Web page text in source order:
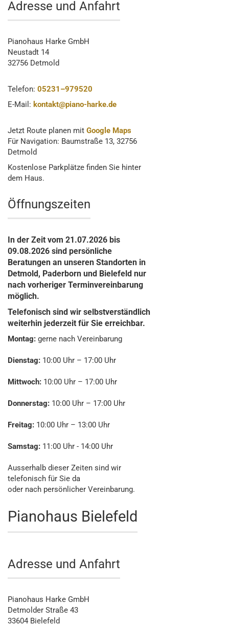
Adresse und Anfahrt
Pianohaus Harke GmbH
Neustadt 14
32756 Detmold
Telefon: 05231–979520
E-Mail: kontakt@piano-harke.de
Jetzt Route planen mit Google Maps
Für Navigation: Baumstraße 13, 32756
Detmold
Kostenlose Parkplätze finden Sie hinter
dem Haus.
Öffnungszeiten
In der Zeit vom 21.07.2026 bis
09.08.2026 sind persönliche
Beratungen an unseren Standorten in
Detmold, Paderborn und Bielefeld nur
nach vorheriger Terminvereinbarung
möglich.
Telefonisch sind wir selbstverständlich
weiterhin jederzeit für Sie erreichbar.
Montag: gerne nach Vereinbarung
Dienstag: 10:00 Uhr – 17:00 Uhr
Mittwoch: 10:00 Uhr – 17:00 Uhr
Donnerstag: 10:00 Uhr – 17:00 Uhr
Freitag: 10:00 Uhr – 13:00 Uhr
Samstag: 11:00 Uhr - 14:00 Uhr
Ausserhalb dieser Zeiten sind wir
telefonisch für Sie da
oder nach persönlicher Vereinbarung.
Pianohaus Bielefeld
Adresse und Anfahrt
Pianohaus Harke GmbH
Detmolder Straße 43
33604 Bielefeld